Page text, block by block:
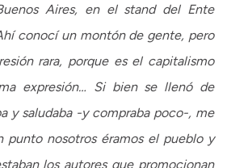
Aires, en el stand del Ente
conocí un montón de gente, pero
rara, porque es el capitalismo
expresión… Si bien se llenó de
y saludaba -y compraba poco-, me
punto nosotros éramos el pueblo y
los autores que promocionan